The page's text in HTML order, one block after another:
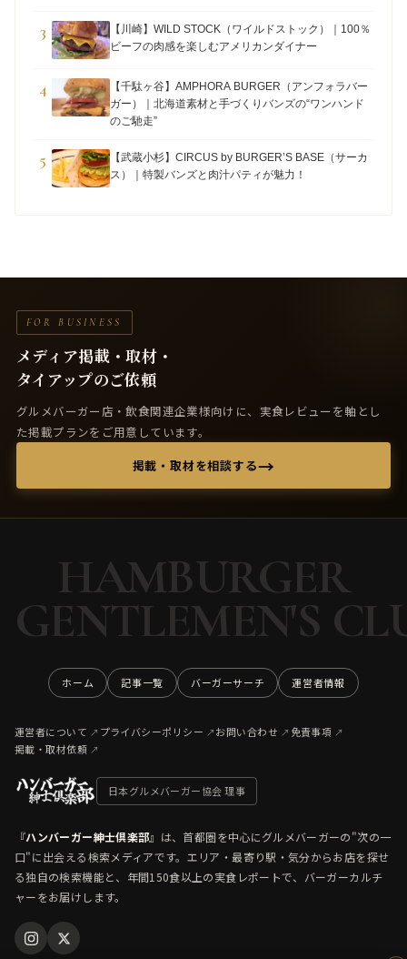
3
【川崎】WILD STOCK（ワイルドストック）｜100％
ビーフの肉感を楽しむアメリカンダイナー
4
【千駄ヶ谷】AMPHORA BURGER（アンフォラバー
ガー）｜北海道素材と手づくりバンズの“ワンハンド
のご馳走”
5
【武蔵小杉】CIRCUS by BURGER’S BASE（サーカ
ス）｜特製バンズと肉汁パティが魅力！
FOR BUSINESS
メディア掲載・取材・
タイアップのご依頼
グルメバーガー店・飲食関連企業様向けに、実食レビューを軸とし
た掲載プランをご用意しています。
掲載・取材を相談する→
HAMBURGER
GENTLEMEN'S
ホーム 記事一覧 バーガーサーチ 運営者情報
運営者について プライバシーポリシー お問い合わせ
免責事項
掲載・取材依頼
日本グルメバーガー協会 理事
『ハンバーガー紳士倶楽部』は、首都圏を中心にグルメバーガーの"次の一
口"に出会える検索メディアです。エリア・最寄り駅・気分からお店を探せ
る独自の検索機能と、年間150食以上の実食レポートで、バーガーカルチ
ャーをお届けします。